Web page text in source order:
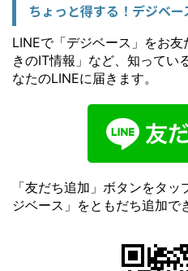
ちょっと得する！デジベ
LINEで「デジベース」をお
きのIT情報」など、知ってい
なたのLINEに届きます。
「友だち追加」ボタンをタ
ジベース」をともだち追加で